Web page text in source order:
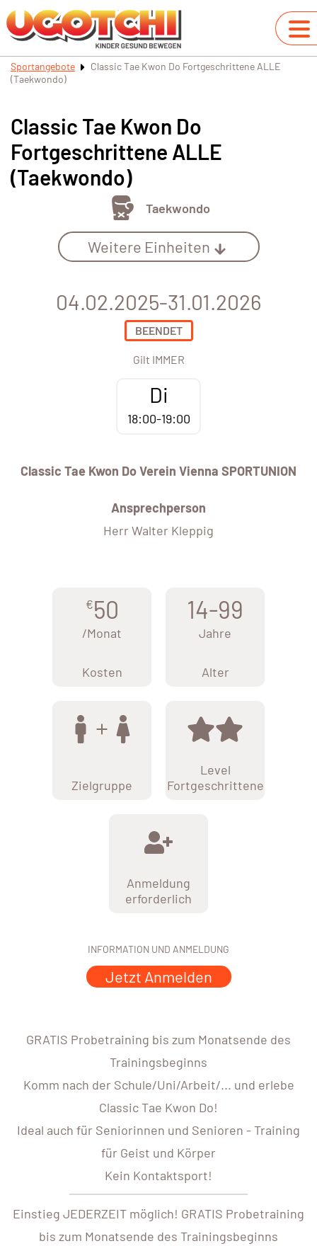
Sportangebote
Classic Tae Kwon Do Fortgeschrittene ALLE
(Taekwondo)
Classic Tae Kwon Do
Fortgeschrittene ALLE
(Taekwondo)
Taekwondo
Weitere Einheiten
04.02.2025-31.01.2026
BEENDET
Gilt IMMER
Di
18:00-19:00
Classic Tae Kwon Do Verein Vienna SPORTUNION
Ansprechperson
Herr Walter Kleppig
€50
/Monat
Kosten
14-99
Jahre
Alter
Zielgruppe
Level
Fortgeschrittene
Anmeldung
erforderlich
INFORMATION UND ANMELDUNG
Jetzt Anmelden
GRATIS Probetraining bis zum Monatsende des
Trainingsbeginns
Komm nach der Schule/Uni/Arbeit/... und erlebe
Classic Tae Kwon Do!
Ideal auch für Seniorinnen und Senioren - Training
für Geist und Körper
Kein Kontaktsport!
Einstieg JEDERZEIT möglich! GRATIS Probetraining
bis zum Monatsende des Trainingsbeginns